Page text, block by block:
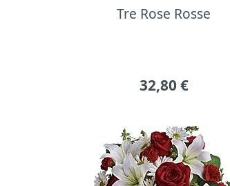
Tre Rose Rosse
32,80 €